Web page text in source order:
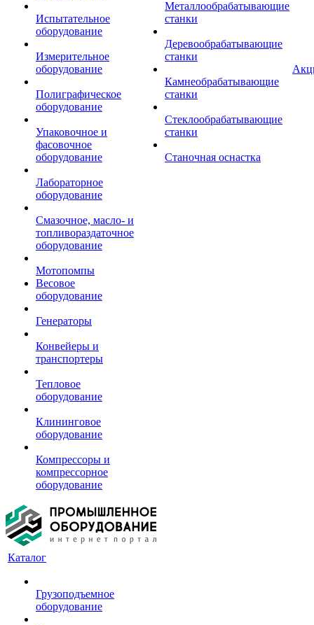
Испытательное
оборудование
Измерительное
оборудование
Полиграфическое
оборудование
Упаковочное и
фасовочное
оборудование
Лабораторное
оборудование
Смазочное, масло- и
топливораздаточное
оборудование
Мотопомпы
Весовое
оборудование
Генераторы
Конвейеры и
транспортеры
Тепловое
оборудование
Клининговое
оборудование
Компрессоры и
компрессорное
оборудование
Металлообрабатывающие
станки
Деревообрабатывающие
станки
Камнеобрабатывающие
станки
Стеклообрабатывающие
станки
Станочная оснастка
Каталог
Грузоподъемное
оборудование